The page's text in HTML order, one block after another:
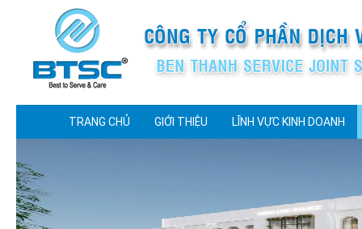
TRANG CHỦ GIỚI THIỆU LĨNH VỰC KINH DOANH